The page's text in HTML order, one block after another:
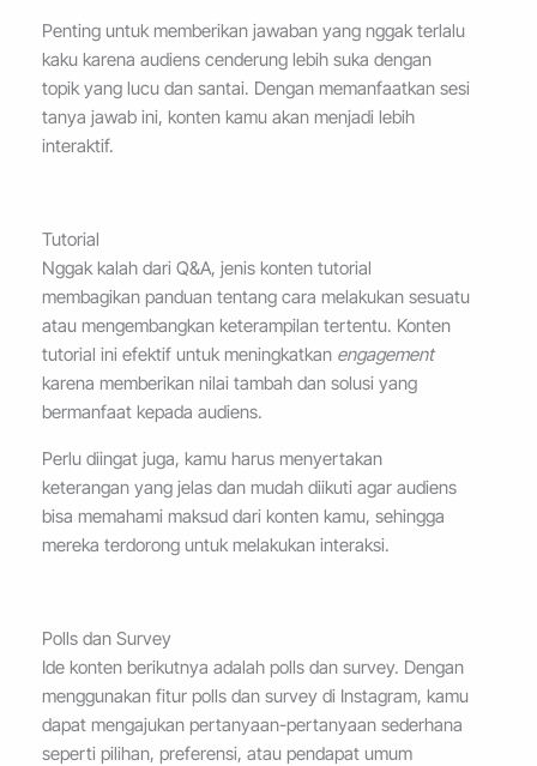
Penting untuk memberikan jawaban yang nggak terlalu
kaku karena audiens cenderung lebih suka dengan
topik yang lucu dan santai. Dengan memanfaatkan sesi
tanya jawab ini, konten kamu akan menjadi lebih
interaktif.
Tutorial
Nggak kalah dari Q&A, jenis konten tutorial
membagikan panduan tentang cara melakukan sesuatu
atau mengembangkan keterampilan tertentu. Konten
tutorial ini efektif untuk meningkatkan engagement
karena memberikan nilai tambah dan solusi yang
bermanfaat kepada audiens.
Perlu diingat juga, kamu harus menyertakan
keterangan yang jelas dan mudah diikuti agar audiens
bisa memahami maksud dari konten kamu, sehingga
mereka terdorong untuk melakukan interaksi.
Polls dan Survey
Ide konten berikutnya adalah polls dan survey. Dengan
menggunakan fitur polls dan survey di Instagram, kamu
dapat mengajukan pertanyaan-pertanyaan sederhana
seperti pilihan, preferensi, atau pendapat umum